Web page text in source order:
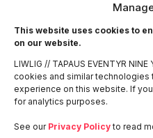
This website uses cookies to
on our website.
LIWLIG // TAPAUS EVENTYR
cookies and similar
experience on this website. If
for analytics purposes.
See our Privacy Policyto read
Business Director, New
hannu.huttunen@liwlig.fi
+358500482454
Haluatko kuulla
Käytämme lomakkeen kautta